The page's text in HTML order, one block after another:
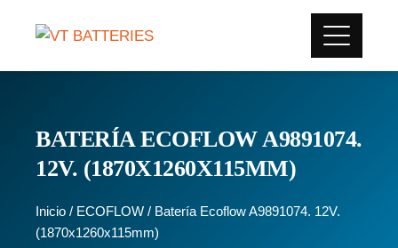
BATERÍA ECOFLOW A9891074.
12V. (1870X1260X115MM)
Inicio / ECOFLOW / Batería Ecoflow A9891074. 12V.
(1870x1260x115mm)